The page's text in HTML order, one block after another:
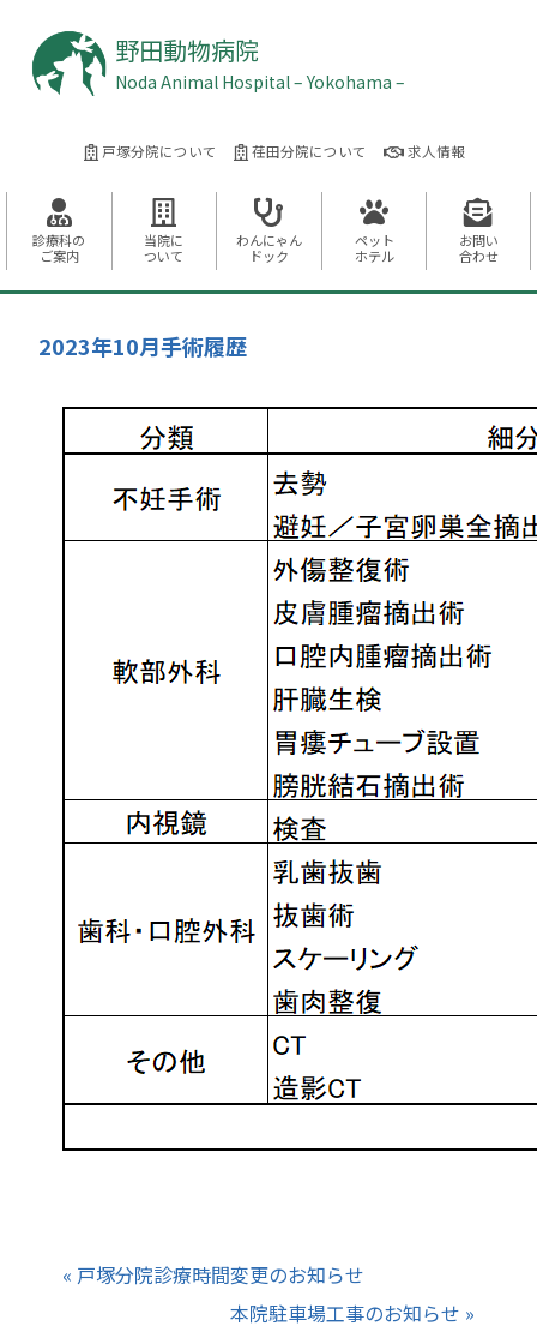
野田動物病院
Noda Animal Hospital – Yokohama –
戸塚分院について 荏田分院について 求人情報
診療科の
ご案内
当院に
ついて
わんにゃん
ドック
ペット
ホテル
お問い
合わせ
2023年10月手術履歴
« 戸塚分院診療時間変更のお知らせ
本院駐車場工事のお知らせ »